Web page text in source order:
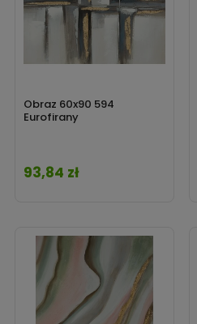
Obraz 60x90 594
Eurofirany
Cena
93,84 zł